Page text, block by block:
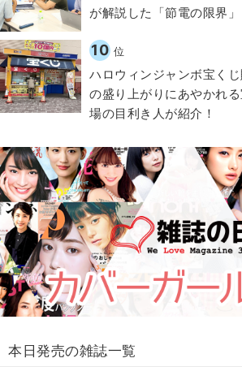
が解説した「節電の限界
10 位
ハロウィンジャンボ宝く
の盛り上がりにあやかれ
場の目利き人が紹介！
本日発売の雑誌一覧